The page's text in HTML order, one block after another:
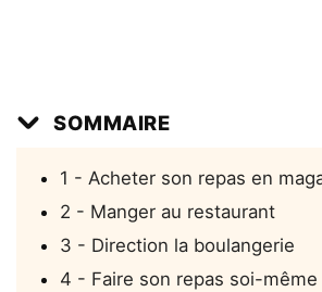
SOMMAIRE
1 - Acheter son repas en
2 - Manger au restaurant
3 - Direction la boulangerie
4 - Faire son repas soi-même